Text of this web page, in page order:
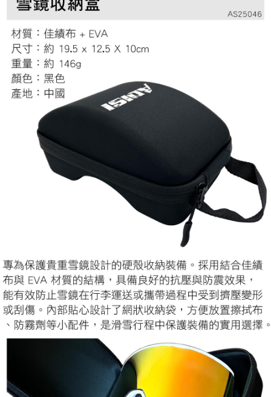
是否繳費成功／繳費後需取消欲退款等相關疑問，請聯繫「AFTEE先享後付
https://netprotections.freshdesk.com/support/home
【注意事項】
１．透過由恩沛科技股份有限公司提供之「AFTEE先享後付」服務完成之交
易，需依本服務之必要範圍內提供個人資料，並將交易相關給付款項請求債
權轉讓予恩沛科技股份有限公司。
２．關於個人資料處理事宜，請瀏覽以下網址：
https://aftee.tw/terms/#terms3
３．未成年的使用者請事先徵得法定代理人或監護人之同意方可使用
「AFTEE先享後付」，若未經同意申辦者引起之損失，本公司不負相關責
４．使用「AFTEE先享後付」時，將依據個別帳號之用戶狀況，依本公司即
時審查核予不同之上限額度；若仍有額度不足之情形，本公司將視審查結果
請求用戶進行身份認證。
５．嚴禁一人註冊多個帳號或使用他人資訊註冊。若發現惡意使用之情形，
恩沛科技股份有限公司將有權停止該用戶之使用額度並採取法律行動。
免運費